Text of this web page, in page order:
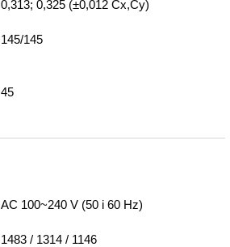
0,313; 0,325 (±0,012 Cx,Cy)
145/145
45
AC 100~240 V (50 i 60 Hz)
1483 / 1314 / 1146